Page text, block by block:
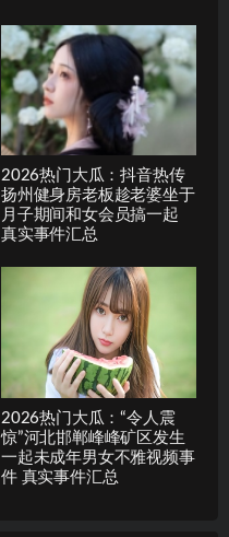
2026热门大瓜：抖音热传
扬州健身房老板趁老婆坐于
月子期间和女会员搞一起
真实事件汇总
2026热门大瓜：“令人震
惊”河北邯郸峰峰矿区发生
一起未成年男女不雅视频事
件 真实事件汇总